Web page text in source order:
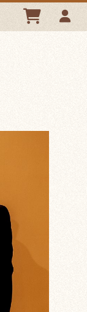
EASTREAM